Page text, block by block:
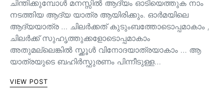
ചിന്തിക്കുമ്പോൾ മനസ്സിൽ ആദ്യം ഓടിയെത്തുക നാം
നടത്തിയ ആദ്യ യാത്ര ആയിരിക്കും. ഓർമയിലെ
ആദ്യയാത്ര … ചിലർക്കത് കുടുംബത്തോടൊപ്പമാകാം ,
ചിലർക്ക് സുഹൃത്തുക്കളോടൊപ്പമാകാം
അതുമല്ലെങ്കിൽ സ്ക്കൂൾ വിനോദയാത്രയാകാം … ആ
യാത്രയുടെ ബഹിർസ്ഫുരണം പിന്നീടുള്ള…
VIEW POST